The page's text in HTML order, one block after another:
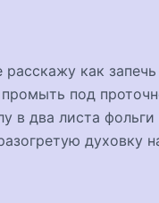
как
под
в два листа
духовку